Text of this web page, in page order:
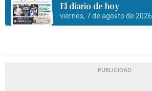
El diario de hoy
viernes, 7 de agosto de 2026
PUBLICIDAD